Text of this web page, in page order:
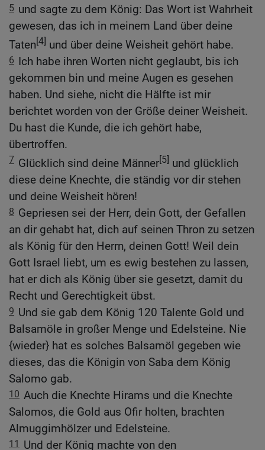
5 und sagte zu dem König: Das Wort ist Wahrheit
gewesen, das ich in meinem Land über deine
Taten[4] und über deine Weisheit gehört habe.
6 Ich habe ihren Worten nicht geglaubt, bis ich
gekommen bin und meine Augen es gesehen
haben. Und siehe, nicht die Hälfte ist mir
berichtet worden von der Größe deiner Weisheit.
Du hast die Kunde, die ich gehört habe,
übertroffen.
7 Glücklich sind deine Männer[5] und glücklich
diese deine Knechte, die ständig vor dir stehen
und deine Weisheit hören!
8 Gepriesen sei der Herr, dein Gott, der Gefallen
an dir gehabt hat, dich auf seinen Thron zu setzen
als König für den Herrn, deinen Gott! Weil dein
Gott Israel liebt, um es ewig bestehen zu lassen,
hat er dich als König über sie gesetzt, damit du
Recht und Gerechtigkeit übst.
9 Und sie gab dem König 120 Talente Gold und
Balsamöle in großer Menge und Edelsteine. Nie
{wieder} hat es solches Balsamöl gegeben wie
dieses, das die Königin von Saba dem König
Salomo gab.
10 Auch die Knechte Hirams und die Knechte
Salomos, die Gold aus Ofir holten, brachten
Almuggimhölzer und Edelsteine.
11
Und der König machte von den